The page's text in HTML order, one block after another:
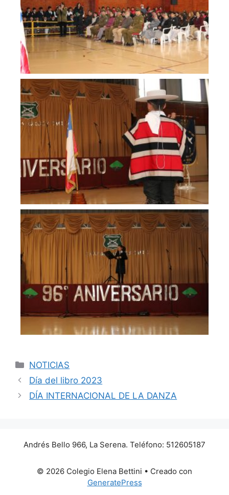
NOTICIAS
Día del libro 2023
DÍA INTERNACIONAL DE LA DANZA
Andrés Bello 966, La Serena. Teléfono: 512605187
© 2026 Colegio Elena Bettini • Creado con
GeneratePress